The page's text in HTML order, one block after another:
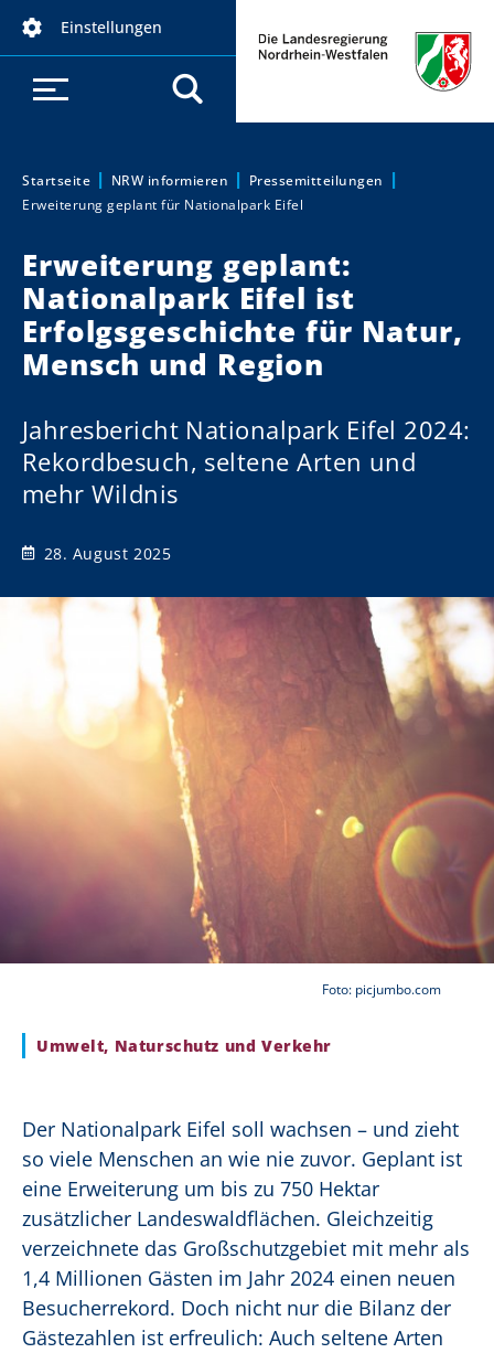
Einstellungen
Sie sind hier:
Startseite NRW informieren
Pressemitteilungen
Erweiterung geplant für Nationalpark Eifel
Erweiterung geplant:
Nationalpark Eifel ist
Erfolgsgeschichte für Natur,
Mensch und Region
Jahresbericht Nationalpark Eifel 2024:
Rekordbesuch, seltene Arten und
mehr Wildnis
28. August 2025
Foto: picjumbo.com
Umwelt, Naturschutz und Verkehr
Der Nationalpark Eifel soll wachsen – und zieht
so viele Menschen an wie nie zuvor. Geplant ist
eine Erweiterung um bis zu 750 Hektar
zusätzlicher Landeswaldflächen. Gleichzeitig
verzeichnete das Großschutzgebiet mit mehr als
1,4 Millionen Gästen im Jahr 2024 einen neuen
Besucherrekord. Doch nicht nur die Bilanz der
Gästezahlen ist erfreulich: Auch seltene Arten